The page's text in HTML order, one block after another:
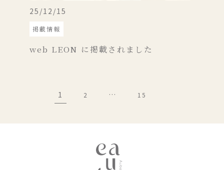
25/12/15
掲載情報
web LEON に掲載されました
1 2 … 15